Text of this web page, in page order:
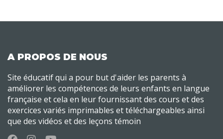
A PROPOS DE NOUS
Site éducatif qui a pour but d'aider les parents à
améliorer les compétences de leurs enfants en langue
française et cela en leur fournissant des cours et des
exercices variés imprimables et téléchargeables ainsi
que des vidéos et des leçons témoin